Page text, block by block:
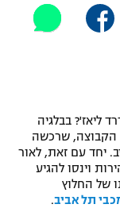
ליאז'? בבלגיה
הקבוצה, שרכשה
יחד עם זאת, לאור
וינסו להגיע
של החלוץ
תל אביב.